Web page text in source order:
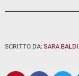
SCRITTO DA: SARA